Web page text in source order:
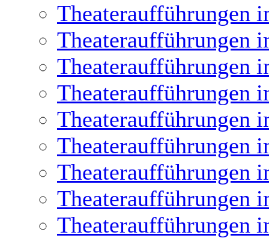
Theateraufführungen
Theateraufführungen
Theateraufführungen
Theateraufführungen
Theateraufführungen
Theateraufführungen
Theateraufführungen
Theateraufführungen
Theateraufführungen